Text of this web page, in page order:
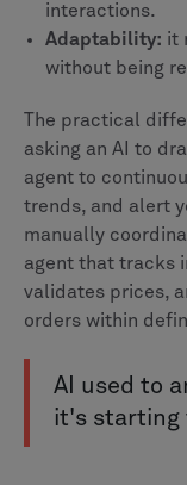
interactions.
Adaptability: it
without being
The practical
asking an AI to
agent to
trends, and alert
manually
agent that tracks
validates prices,
orders within
AI used to
it's starting